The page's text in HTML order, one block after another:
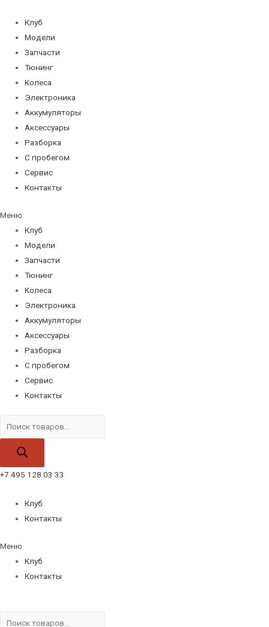
содержимому
Клуб
Модели
Запчасти
Тюнинг
Колеса
Электроника
Аккумуляторы
Аксессуары
Разборка
С пробегом
Сервис
Контакты
Меню
Клуб
Модели
Запчасти
Тюнинг
Колеса
Электроника
Аккумуляторы
Аксессуары
Разборка
С пробегом
Сервис
Контакты
товаров
+7 495 128 03 33
Клуб
Контакты
Меню
Клуб
Контакты